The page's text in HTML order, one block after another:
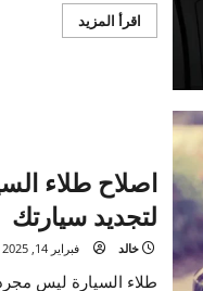
بسيارتك
الشامل للسلامة
السيارة ليست مجرد
ومع ذلك، هناك عادات قد...
المزيد
عن
لا
يجب
تركها
السيارة